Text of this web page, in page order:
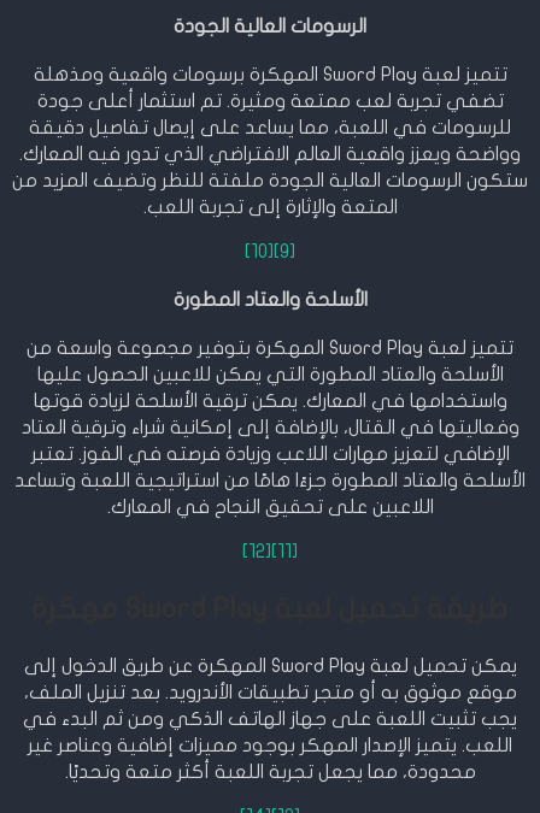
الرسومات العالية الجودة
تتميز لعبة Sword Play المهكرة برسومات واقعية ومذهلة
تضفي تجربة لعب ممتعة ومثيرة. تم استثمار أعلى جودة
للرسومات في اللعبة، مما يساعد على إيصال تفاصيل دقيقة
وواضحة ويعزز واقعية العالم الافتراضي الذي تدور فيه المعارك.
ستكون الرسومات العالية الجودة ملفتة للنظر وتضيف المزيد من
المتعة والإثارة إلى تجربة اللعب.
[9]
[10]
الأسلحة والعتاد المطورة
تتميز لعبة Sword Play المهكرة بتوفير مجموعة واسعة من
الأسلحة والعتاد المطورة التي يمكن للاعبين الحصول عليها
واستخدامها في المعارك. يمكن ترقية الأسلحة لزيادة قوتها
وفعاليتها في القتال، بالإضافة إلى إمكانية شراء وترقية العتاد
الإضافي لتعزيز مهارات اللاعب وزيادة فرصته في الفوز. تعتبر
الأسلحة والعتاد المطورة جزءًا هامًا من استراتيجية اللعبة وتساعد
اللاعبين على تحقيق النجاح في المعارك.
[11]
[12]
يمكن تحميل لعبة Sword Play المهكرة عن طريق الدخول إلى
موقع موثوق به أو متجر تطبيقات الأندرويد. بعد تنزيل الملف،
يجب تثبيت اللعبة على جهاز الهاتف الذكي ومن ثم البدء في
اللعب. يتميز الإصدار المهكر بوجود مميزات إضافية وعناصر غير
محدودة، مما يجعل تجربة اللعبة أكثر متعة وتحديًا.